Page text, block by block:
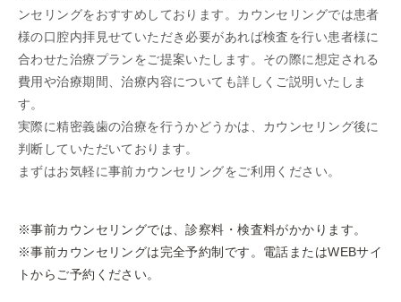
ンセリングをおすすめしております。カウンセリングでは患者
様の口腔内拝見せていただき必要があれば検査を行い患者様に
合わせた治療プランをご提案いたします。その際に想定される
費用や治療期間、治療内容についても詳しくご説明いたしま
す。
実際に精密義歯の治療を行うかどうかは、カウンセリング後に
判断していただいております。
まずはお気軽に事前カウンセリングをご利用ください。
※事前カウンセリングでは、診察料・検査料がかかります。
※事前カウンセリングは完全予約制です。電話またはWEBサイ
トからご予約ください。